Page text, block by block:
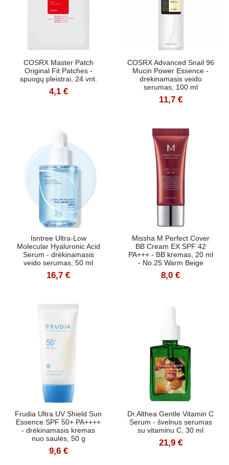
COSRX Master Patch
Original Fit Patches -
spuogų pleistrai, 24 vnt.
4,1 €
COSRX Advanced Snail 96
Mucin Power Essence -
drėkinamasis veido
serumas, 100 ml
11,7 €
Isntree Ultra-Low
Molecular Hyaluronic Acid
Serum - drėkinamasis
veido serumas, 50 ml
16,7 €
Missha M Perfect Cover
BB Cream EX SPF 42
PA+++ - BB kremas, 20 ml
- No.25 Warm Beige
8,0 €
Frudia Ultra UV Shield Sun
Essence SPF 50+ PA++++
- drėkinamasis kremas
nuo saulės, 50 g
9,6 €
Dr.Althea Gentle Vitamin C
Serum - švelnus serumas
su vitaminu C, 30 ml
21,9 €